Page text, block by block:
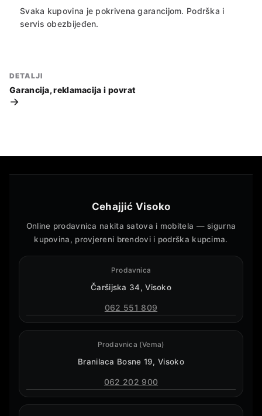
Svaka kupovina je pokrivena garancijom. Podrška i
servis obezbijeđen.
DETALJI
Garancija, reklamacija i povrat
→
Cehajjić Visoko
Online prodavnica nakita satova i mobitela — sigurna
kupovina, provjereni brendovi i podrška kupcima.
Prodavnica
Čaršijska 34, Visoko
062 551 809
Prodavnica (Vema)
Branilaca Bosne 19, Visoko
062 202 900